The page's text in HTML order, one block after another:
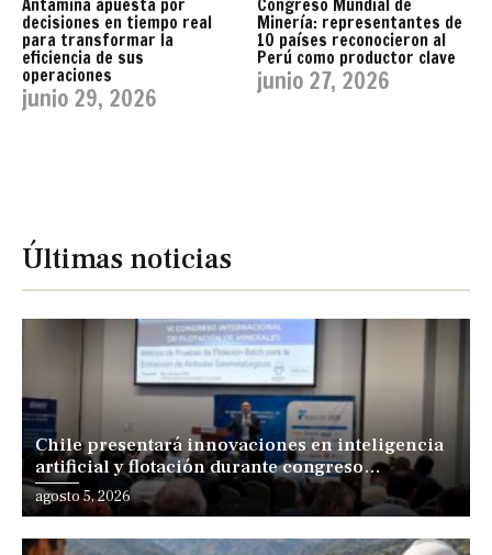
Antamina apuesta por
decisiones en tiempo real
para transformar la
eficiencia de sus
operaciones
junio 29, 2026
Congreso Mundial de
Minería: representantes de
10 países reconocieron al
Perú como productor clave
junio 27, 2026
Últimas noticias
Chile presentará innovaciones en inteligencia
artificial y flotación durante congreso
internacional en Lima
agosto 5, 2026